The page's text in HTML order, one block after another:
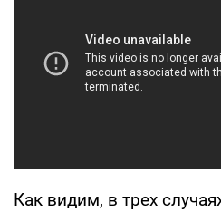
Как видим, в трех